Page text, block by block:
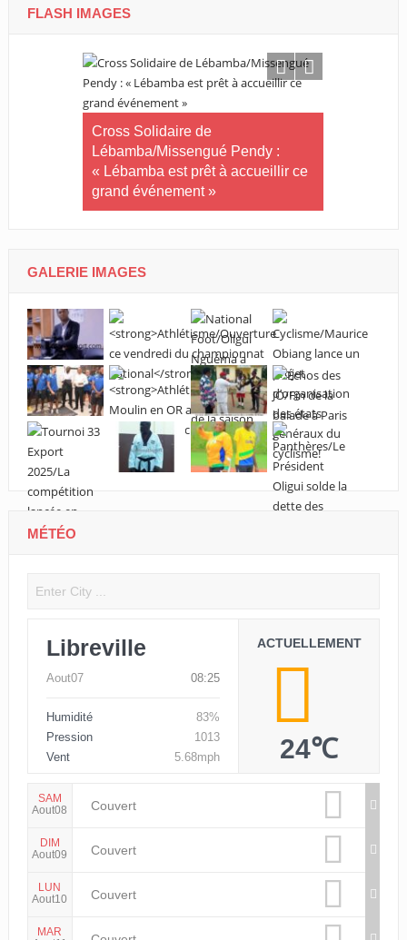
FLASH IMAGES
Cross Solidaire de
Lébamba/Missengué Pendy :
« Lébamba est prêt à accueillir ce
grand événement »
GALERIE IMAGES
MÉTÉO
Libreville
Aout07 08:25
Humidité
83%
Pression
1013
Vent
5.68mph
ACTUELLEMENT
24℃
SAM
Aout08
Couvert
DIM
Aout09
Couvert
LUN
Aout10
Couvert
MAR